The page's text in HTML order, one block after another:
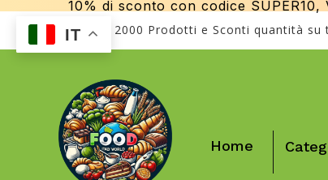
10% di sconto con codice
Più di 2000 Prodotti e Sconti quantità
Home
IT